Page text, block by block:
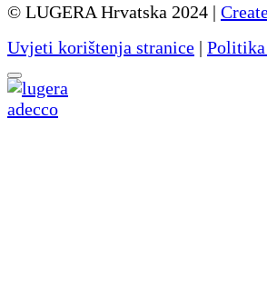
© LUGERA Hrvatska 2024 |
Uvjeti korištenja stranice |